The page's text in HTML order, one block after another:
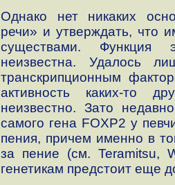
Однако нет никаких
речи» и утверждать, что
существами. Функция
неизвестна. Удалось
транскрипционным
активность каких-то
неизвестно. Зато
самого гена FOXP2 у
пения, причем именно в
за пение (см. Teramitsu,
генетикам предстоит еще